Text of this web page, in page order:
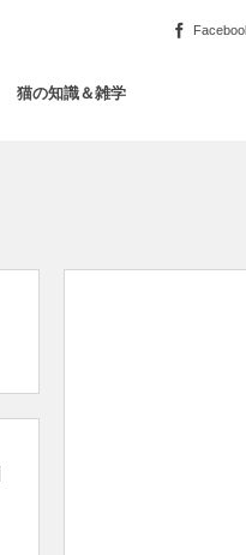
猫の知識＆雑学